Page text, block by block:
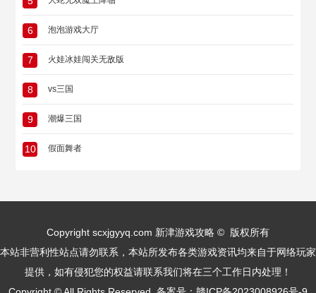
6 泡泡游戏大厅
7 火娃冰娃闯关无敌版
8 vs三国
9 潮爆三国
10 假面舞者
Copyright scxjgyyq.com 新津游戏攻略 © 版权所有
本站非营利性站点请勿联系，本站所发布各类游戏资讯均来自于网络玩家
提供，如有侵犯您的权益请联系我们将在三个工作日内处理！